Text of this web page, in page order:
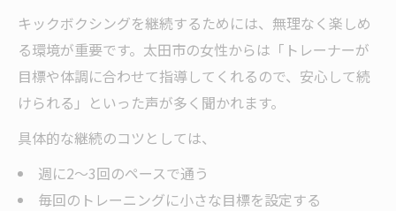
キックボクシングを継続するためには、無理なく楽しめ
る環境が重要です。太田市の女性からは「トレーナーが
目標や体調に合わせて指導してくれるので、安心して続
けられる」といった声が多く聞かれます。
具体的な継続のコツとしては、
週に2～3回のペースで通う
毎回のトレーニングに小さな目標を設定する